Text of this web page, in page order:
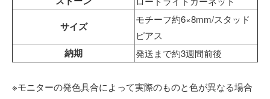
サイズ
モチーフ約6×8mm/スタッド
ピアス
納期 発送まで約3週間前後
※モニターの発色具合によって実際のものと色が異なる場合